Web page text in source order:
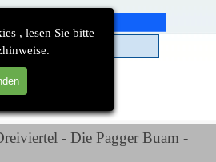
, lesen Sie bitte
Menü überspringen
- Die Pagger Buam -